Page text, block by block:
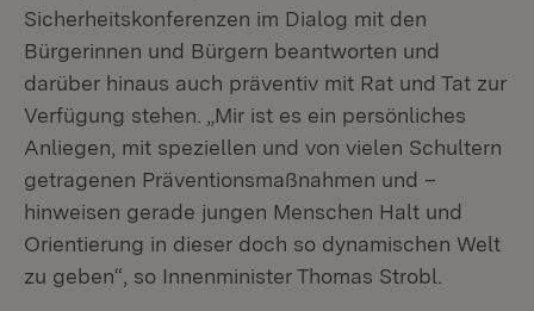
Sicherheitskonferenzen im Dialog mit den
Bürgerinnen und Bürgern beantworten und
darüber hinaus auch präventiv mit Rat und Tat zur
Verfügung stehen. „Mir ist es ein persönliches
Anliegen, mit speziellen und von vielen Schultern
getragenen Präventionsmaßnahmen und –
hinweisen gerade jungen Menschen Halt und
Orientierung in dieser doch so dynamischen Welt
zu geben“, so Innenminister Thomas Strobl.